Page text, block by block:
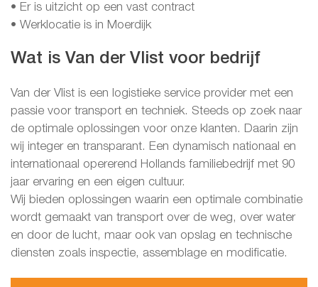
• Er is uitzicht op een vast contract
• Werklocatie is in Moerdijk
Wat is Van der Vlist voor bedrijf
Van der Vlist is een logistieke service provider met een
passie voor transport en techniek. Steeds op zoek naar
de optimale oplossingen voor onze klanten. Daarin zijn
wij integer en transparant. Een dynamisch nationaal en
internationaal opererend Hollands familiebedrijf met 90
jaar ervaring en een eigen cultuur.
Wij bieden oplossingen waarin een optimale combinatie
wordt gemaakt van transport over de weg, over water
en door de lucht, maar ook van opslag en technische
diensten zoals inspectie, assemblage en modificatie.